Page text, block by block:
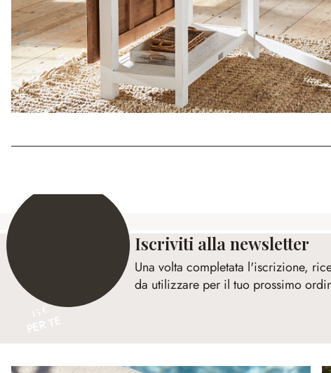
15 €
Iscriviti alla newsletter
Una volta completata l'iscrizione,
da utilizzare per il tuo prossimo